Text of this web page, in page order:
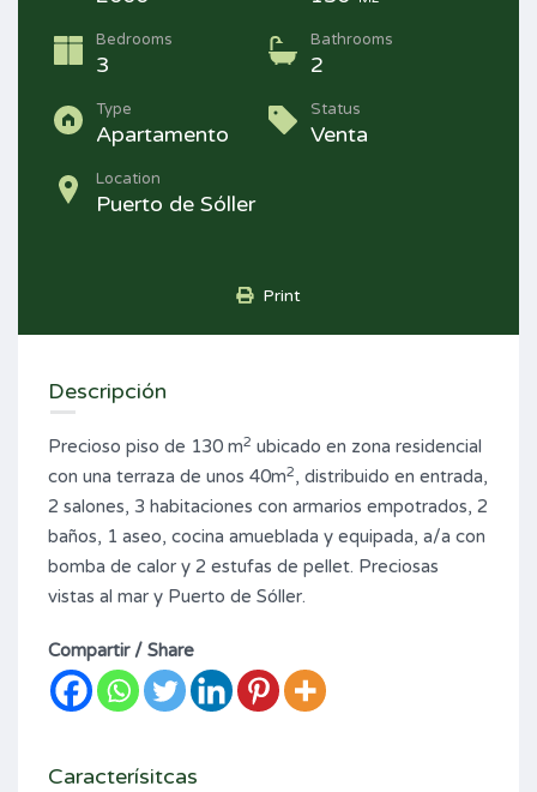
Bedrooms
3
Bathrooms
2
Type
Apartamento
Status
Venta
Location
Puerto de Sóller
Print
Descripción
Precioso piso de 130 m2 ubicado en zona residencial
con una terraza de unos 40m2, distribuido en entrada,
2 salones, 3 habitaciones con armarios empotrados, 2
baños, 1 aseo, cocina amueblada y equipada, a/a con
bomba de calor y 2 estufas de pellet. Preciosas
vistas al mar y Puerto de Sóller.
Compartir / Share
Caracterísitcas